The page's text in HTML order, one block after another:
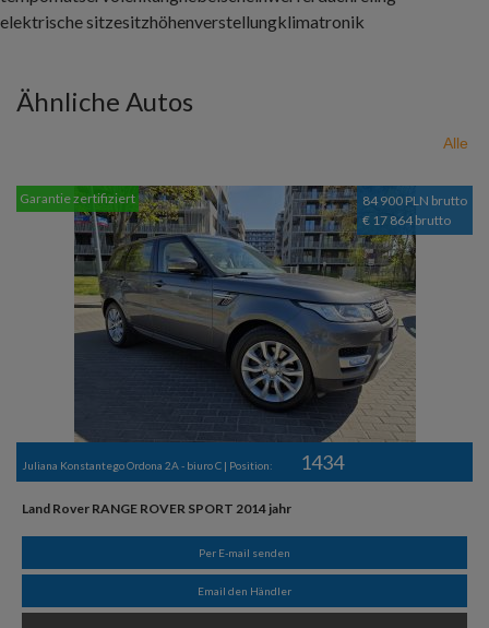
elektrische sitzesitzhöhenverstellungklimatronik
Ähnliche Autos
Alle
84 900 PLN brutto
€ 17 864 brutto
Garantie zertifiziert
Juliana Konstantego Ordona 2A - biuro C | Position: 1434
Land Rover RANGE ROVER SPORT 2014 jahr
Per E-mail senden
Email den Händler